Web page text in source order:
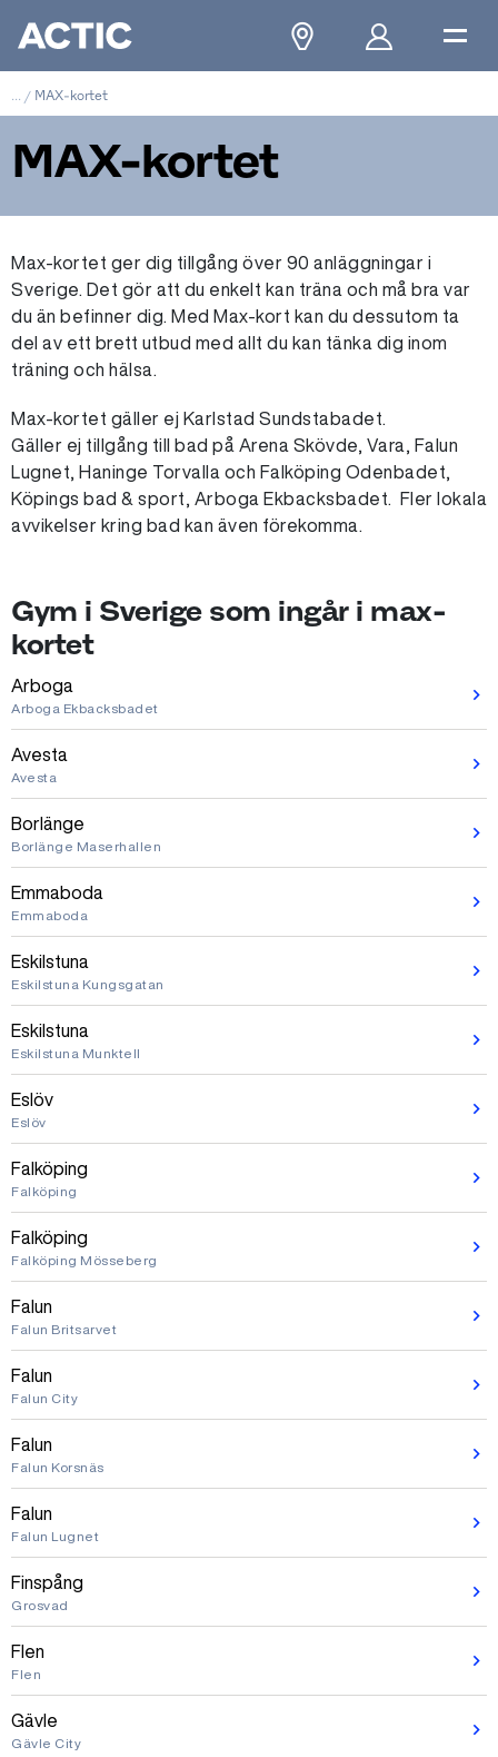
/ MAX-kortet
MAX-kortet
Max-kortet ger dig tillgång över 90 anläggningar i
Sverige. Det gör att du enkelt kan träna och må bra var
du än befinner dig. Med Max-kort kan du dessutom ta
del av ett brett utbud med allt du kan tänka dig inom
träning och hälsa.
Max-kortet gäller ej Karlstad Sundstabadet.
Gäller ej tillgång till bad på Arena Skövde, Vara, Falun
Lugnet, Haninge Torvalla och Falköping Odenbadet,
Köpings bad & sport, Arboga Ekbacksbadet. Fler lokala
avvikelser kring bad kan även förekomma.
Gym i Sverige som ingår i max-
kortet
Arboga
Arboga Ekbacksbadet
Avesta
Avesta
Borlänge
Borlänge Maserhallen
Emmaboda
Emmaboda
Eskilstuna
Eskilstuna Kungsgatan
Eskilstuna
Eskilstuna Munktell
Eslöv
Eslöv
Falköping
Falköping
Falköping
Falköping Mösseberg
Falun
Falun Britsarvet
Falun
Falun City
Falun
Falun Korsnäs
Falun
Falun Lugnet
Finspång
Grosvad
Flen
Flen
Gävle
Gävle City